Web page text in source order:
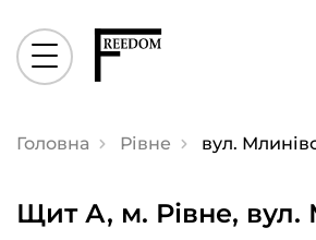
Головна Рівне вул.
Щит А, м. Рівне, вул.